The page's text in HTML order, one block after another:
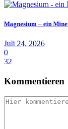
Magnesium – ein
Juli 24, 2026
0
32
Kommentieren